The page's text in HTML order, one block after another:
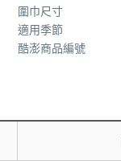
圍巾尺寸
適用季節
酷澎商品編號